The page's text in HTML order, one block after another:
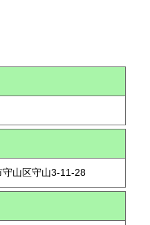
山区守山3-11-28